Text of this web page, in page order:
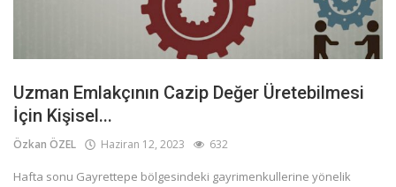
Uzman Emlakçının Cazip Değer Üretebilmesi
İçin Kişisel...
Özkan ÖZEL Haziran 12, 2023 632
Hafta sonu Gayrettepe bölgesindeki gayrimenkullerine yönelik